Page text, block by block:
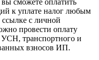
сможете оплатить
к уплате налог любым
с личной
провести оплату
УСН, транспортного и
взносов ИП.